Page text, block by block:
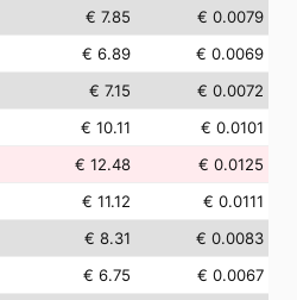
€ 7.85
€ 0.0079
€ 6.89
€ 0.0069
€ 7.15
€ 0.0072
€ 10.11
€ 0.0101
€ 12.48
€ 0.0125
€ 11.12
€ 0.0111
€ 8.31
€ 0.0083
€ 6.75
€ 0.0067